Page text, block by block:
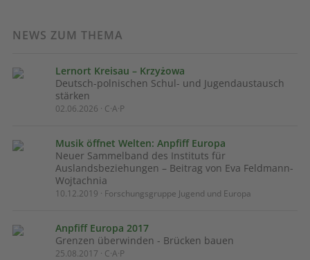
NEWS ZUM THEMA
Lernort Kreisau – Krzyżowa
Deutsch-polnischen Schul- und Jugendaustausch
stärken
02.06.2026 · C·A·P
Musik öffnet Welten: Anpfiff Europa
Neuer Sammelband des Instituts für
Auslandsbeziehungen – Beitrag von Eva Feldmann-
Wojtachnia
10.12.2019 · Forschungsgruppe Jugend und Europa
Anpfiff Europa 2017
Grenzen überwinden - Brücken bauen
25.08.2017 · C·A·P